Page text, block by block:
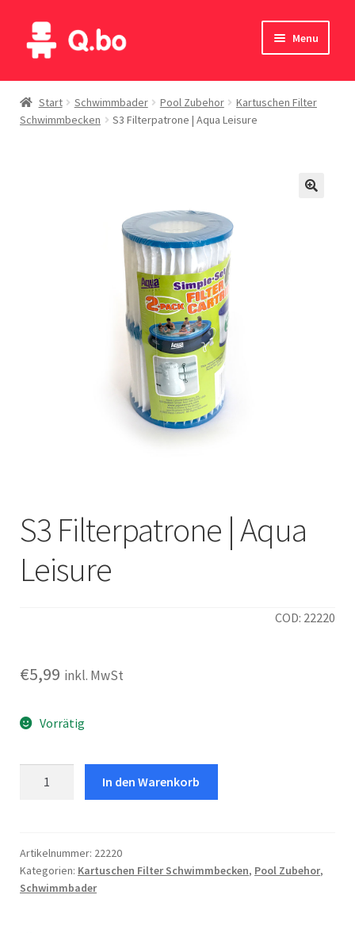
Skip
to
Skip
to
Menu
Home
Blog
Start Schwimmbader Pool Zubehor
Kartuschen Filter
Schwimmbecken
S3 Filterpatrone | Aqua Leisure
S3 Filterpatrone | Aqua
Leisure
COD: 22220
€5,99 inkl. MwSt
Vorrätig
Leisure
Menge
In den Warenkorb
Artikelnummer: 22220
Kategorien: Kartuschen Filter Schwimmbecken, Pool Zubehor,
Schwimmbader